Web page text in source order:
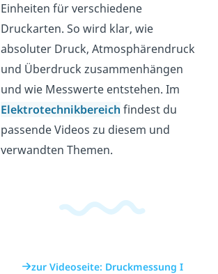
Einheiten für verschiedene
Druckarten. So wird klar, wie
absoluter Druck, Atmosphärendruck
und Überdruck zusammenhängen
und wie Messwerte entstehen. Im
Elektrotechnikbereich findest du
passende Videos zu diesem und
verwandten Themen.
zur Videoseite: Druckmessung I